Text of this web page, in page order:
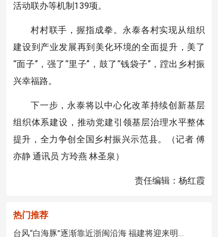
活动联办等机制139项。
村村联手，握指成拳。永泰各村实现从组织
建设到产业发展再到美化环境的全面提升，美了
“面子”，强了“里子”，鼓了“钱袋子”，蹚出乡村振
兴幸福路。
下一步，永泰将以中心化改革持续创新基层
组织体系建设，推动党建引领基层治理水平整体
提升，全力争创全国乡村振兴示范县。（记者 傅
亦静 通讯员 方玲燕 林圣泉）
责任编辑：杨红霞
热门推荐
台风“白海豚”逐渐靠近浙闽沿海 福建将迎来明...